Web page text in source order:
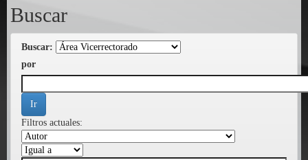
Buscar
Buscar:
por
Filtros actuales: